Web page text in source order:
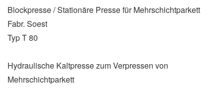
Blockpresse / Stationäre Presse für Mehrschichtparkett
Fabr. Soest
Typ T 80
Hydraulische Kaltpresse zum Verpressen von
Mehrschichtparkett